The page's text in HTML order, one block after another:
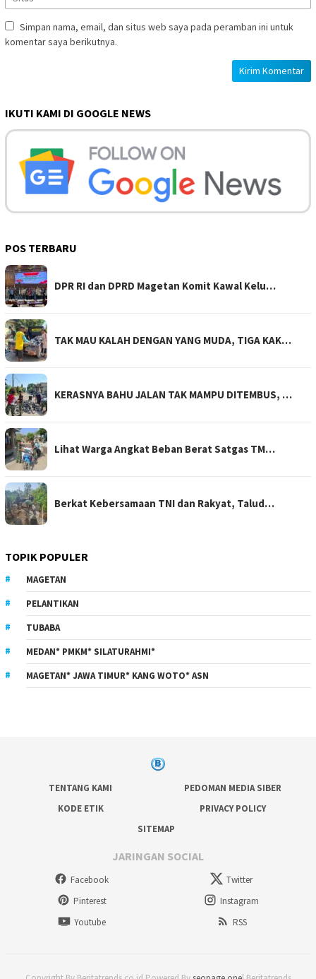
Simpan nama, email, dan situs web saya pada peramban ini untuk
komentar saya berikutnya.
IKUTI KAMI DI GOOGLE NEWS
POS TERBARU
DPR RI dan DPRD Magetan Komit Kawal Kelu…
TAK MAU KALAH DENGAN YANG MUDA, TIGA KAK…
KERASNYA BAHU JALAN TAK MAMPU DITEMBUS, …
Lihat Warga Angkat Beban Berat Satgas TM…
Berkat Kebersamaan TNI dan Rakyat, Talud…
TOPIK POPULER
MAGETAN
PELANTIKAN
TUBABA
MEDAN* PMKM* SILATURAHMI*
MAGETAN* JAWA TIMUR* KANG WOTO* ASN
TENTANG KAMI
PEDOMAN MEDIA SIBER
KODE ETIK
PRIVACY POLICY
SITEMAP
JARINGAN SOCIAL
Facebook
Twitter
Pinterest
Instagram
Youtube
RSS